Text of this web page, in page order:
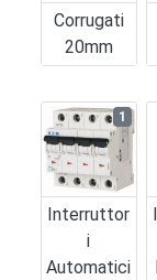
Corrugati
20mm
Interruttor
I
Automatici
1